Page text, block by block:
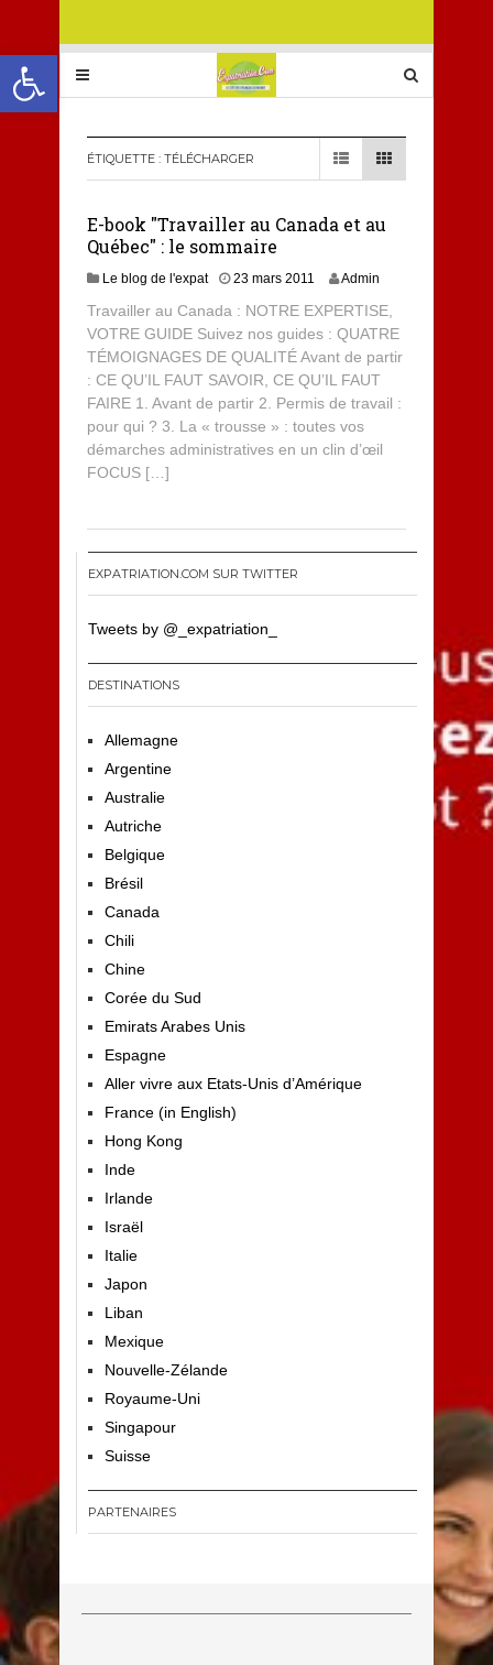
Ouvrir la barre d’outils
ÉTIQUETTE : TÉLÉCHARGER
E-book "Travailler au Canada et au
Québec" : le sommaire
Le blog de l'expat 23 mars 2011 Admin
Travailler au Canada : NOTRE EXPERTISE,
VOTRE GUIDE Suivez nos guides : QUATRE
TÉMOIGNAGES DE QUALITÉ Avant de partir
: CE QU’IL FAUT SAVOIR, CE QU’IL FAUT
FAIRE 1. Avant de partir 2. Permis de travail :
pour qui ? 3. La « trousse » : toutes vos
démarches administratives en un clin d’œil
FOCUS […]
EXPATRIATION.COM SUR TWITTER
Tweets by @_expatriation_
DESTINATIONS
Allemagne
Argentine
Australie
Autriche
Belgique
Brésil
Canada
Chili
Chine
Corée du Sud
Emirats Arabes Unis
Espagne
Aller vivre aux Etats-Unis d’Amérique
France (in English)
Hong Kong
Inde
Irlande
Israël
Italie
Japon
Liban
Mexique
Nouvelle-Zélande
Royaume-Uni
Singapour
Suisse
PARTENAIRES